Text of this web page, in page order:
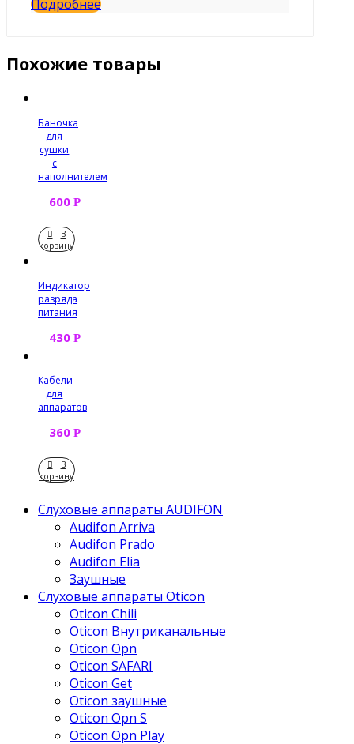
Подробнее
Похожие товары
Баночка
для
сушки
с
наполнителем
600 Р
В
корзину
Индикатор
разряда
питания
430 Р
Кабели
для
аппаратов
360 Р
В
корзину
Слуховые аппараты AUDIFON
Audifon Arriva
Audifon Prado
Audifon Elia
Заушные
Слуховые аппараты Oticon
Oticon Chili
Oticon Внутриканальные
Oticon Opn
Oticon SAFARI
Oticon Get
Oticon заушные
Oticon Opn S
Oticon Opn Play